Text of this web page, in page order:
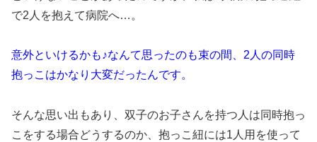
で2人を抱えて病院へ…。
意外といけるかも♪なんて思ったのも束の間、2人の同時
抱っこはかなり大変だったんです。
そんな思い出もあり、双子のお子さんを持つ人は同時抱っ
こをする場合どうするのか、抱っこ紐には1人用を使って